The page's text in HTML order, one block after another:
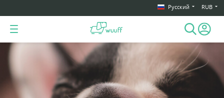
Русский RUB